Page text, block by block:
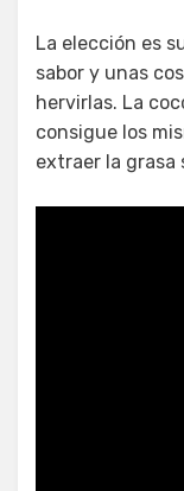
La elección es
sabor y unas
hervirlas. La
consigue los
extraer la grasa